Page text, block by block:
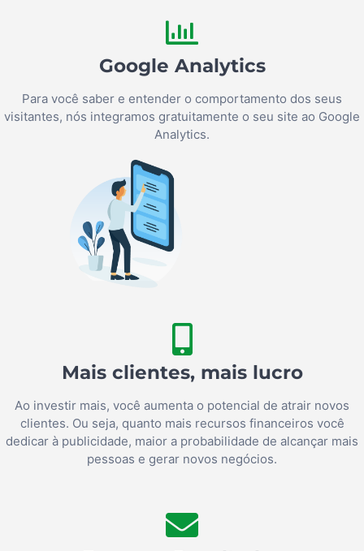
Google Analytics
Para você saber e entender o comportamento dos seus
visitantes, nós integramos gratuitamente o seu site ao Google
Analytics.
Mais clientes, mais lucro
Ao investir mais, você aumenta o potencial de atrair novos
clientes. Ou seja, quanto mais recursos financeiros você
dedicar à publicidade, maior a probabilidade de alcançar mais
pessoas e gerar novos negócios.